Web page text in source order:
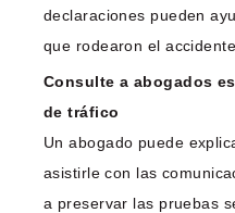
declaraciones pueden
que rodearon el accidente.
Consulte a abogados
de tráfico
Un abogado puede
asistirle con las
a preservar las pruebas